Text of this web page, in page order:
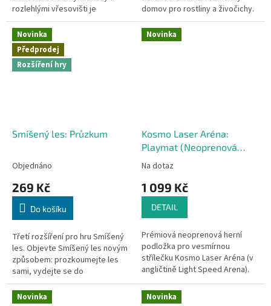
rozlehlými vřesovišti je
domovem mnoha rostlin a
živočichů. Předobjednávka -
dostupnost...
domov pro rostliny a živočichy.
Zatímco podél potoka se
prohánějí vážky a další hmyz, ve
volné...
Novinka
Předprodej
Rozšíření hry
Smíšený les: Průzkum
Objednáno
269 Kč
Do košíku
Třetí rozšíření pro hru Smíšený
les. Objevte Smíšený les novým
způsobem: prozkoumejte les
sami, vydejte se do
neprobádaných jeskyní a
poznejte druhy z celého světa....
Novinka
Kosmo Laser Aréna:
Playmat (Neoprenová
herní podložka)
Na dotaz
1 099 Kč
DETAIL
Prémiová neoprenová herní
podložka pro vesmírnou
střílečku Kosmo Laser Aréna (v
angličtině Light Speed Arena).
Přináší maximální pohodlí při
hraní, jasně ohraničenou herní...
Novinka Novinka